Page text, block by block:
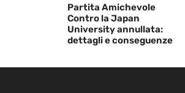
Partita Amichevole
Contro la Japan
University annullata:
dettagli e conseguenze